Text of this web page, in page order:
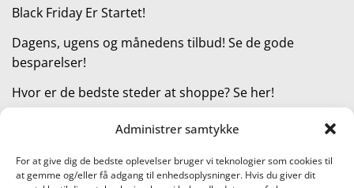
Administrer samtykke
For at give dig de bedste oplevelser bruger vi teknologier som cookies til
at gemme og/eller få adgang til enhedsoplysninger. Hvis du giver dit
Black Friday Er Startet!
Dagens, ugens og månedens tilbud! Se de gode
besparelser!
Hvor er de bedste steder at shoppe? Se her!
Kategorier